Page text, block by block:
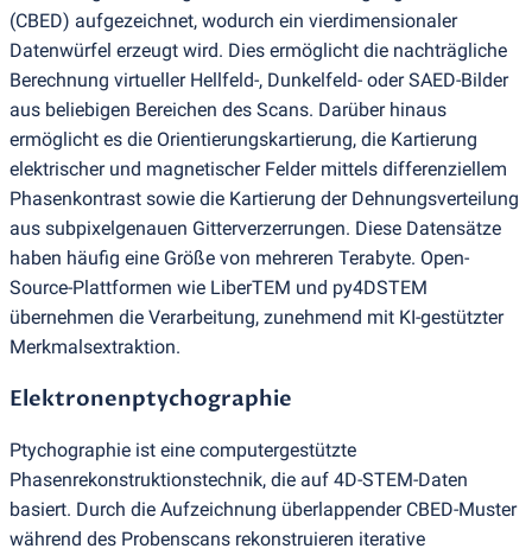
(CBED) aufgezeichnet, wodurch ein vierdimensionaler
Datenwürfel erzeugt wird. Dies ermöglicht die nachträgliche
Berechnung virtueller Hellfeld-, Dunkelfeld- oder SAED-Bilder
aus beliebigen Bereichen des Scans. Darüber hinaus
ermöglicht es die Orientierungskartierung, die Kartierung
elektrischer und magnetischer Felder mittels differenziellem
Phasenkontrast sowie die Kartierung der Dehnungsverteilung
aus subpixelgenauen Gitterverzerrungen. Diese Datensätze
haben häufig eine Größe von mehreren Terabyte. Open-
Source-Plattformen wie LiberTEM und py4DSTEM
übernehmen die Verarbeitung, zunehmend mit KI-gestützter
Merkmalsextraktion.
Elektronenptychographie
Ptychographie ist eine computergestützte
Phasenrekonstruktionstechnik, die auf 4D-STEM-Daten
basiert. Durch die Aufzeichnung überlappender CBED-Muster
während des Probenscans rekonstruieren iterative